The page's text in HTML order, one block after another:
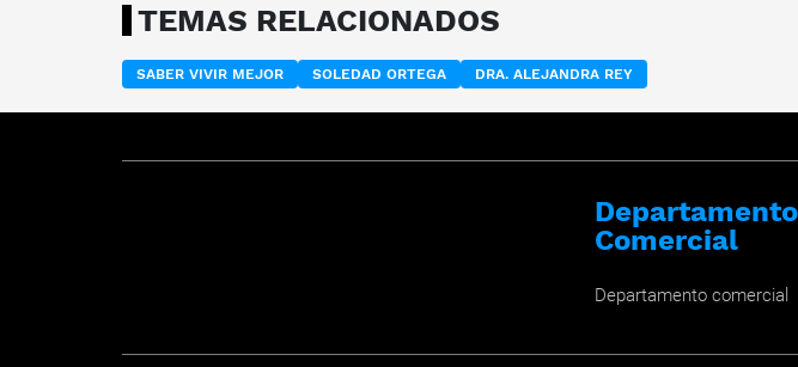
TEMAS RELACIONADOS
SABER VIVIR MEJOR SOLEDAD ORTEGA DRA. ALEJANDRA REY
Departamento
Comercial
Departamento comercial